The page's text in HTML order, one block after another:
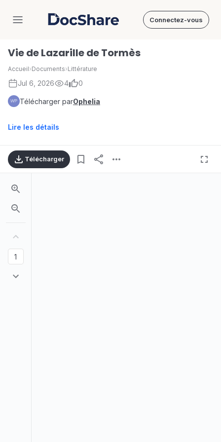
DocShare Connectez-vous
Vie de Lazarille de Tormès
Accueil›Documents›Littérature
Jul 6, 2026 4 0
Télécharger parOphelia
Lire les détails
Télécharger